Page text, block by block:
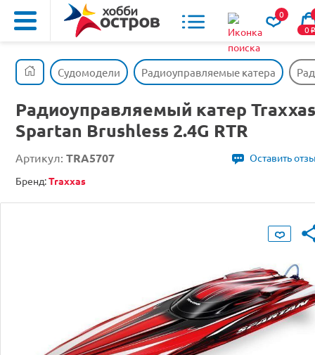
0
0o
Судомодели Радиоуправляемые катера
Радиоуправляемый катер Traxxas
Spartan Brushless 2.4G RTR
Артикул: TRA5707
Оставить
Бренд:Traxxas